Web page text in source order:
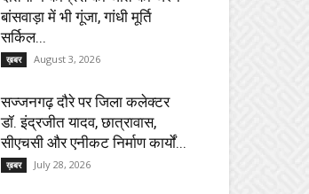
बांसवाड़ा में भी गूंजा, गांधी मूर्ति
सर्किल...
ख़बर August 3, 2026
सज्जनगढ़ दौरे पर जिला कलेक्टर
डॉ. इंद्रजीत यादव, छात्रावास,
सीएचसी और एनीकट निर्माण कार्यों...
ख़बर July 28, 2026